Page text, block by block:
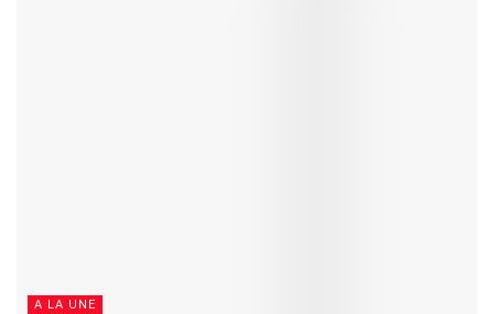
A LA UNE